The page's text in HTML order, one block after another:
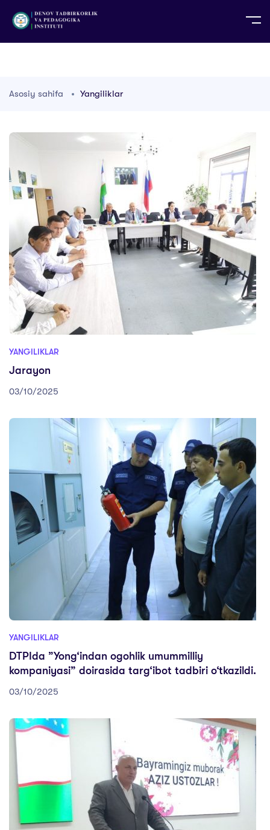
TG TR
Asosiy sahifa Yangiliklar
YANGILIKLAR
Jarayon
03/10/2025
YANGILIKLAR
DTPIda ”Yong‘indan ogohlik umummilliy
kompaniyasi” doirasida targ‘ibot tadbiri o‘tkazildi.
03/10/2025